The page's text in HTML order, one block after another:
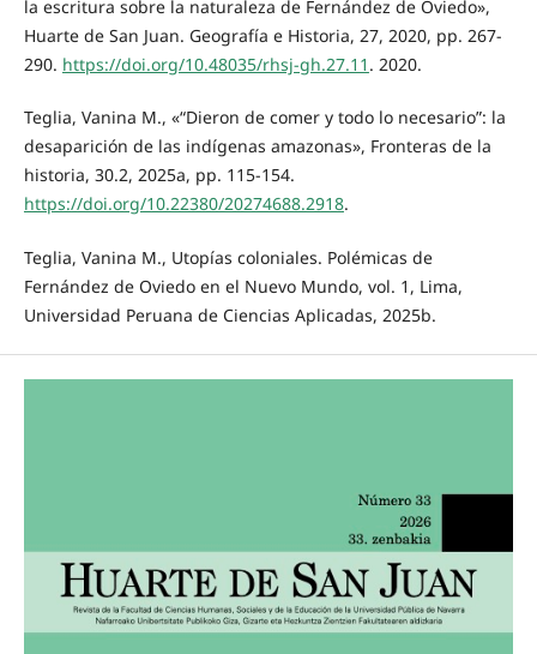
la escritura sobre la naturaleza de Fernández de Oviedo»,
Huarte de San Juan. Geografía e Historia, 27, 2020, pp. 267-
290. https://doi.org/10.48035/rhsj-gh.27.11 . 2020.
Teglia, Vanina M., «“Dieron de comer y todo lo necesario”: la
desaparición de las indígenas amazonas», Fronteras de la
historia, 30.2, 2025a, pp. 115-154.
https://doi.org/10.22380/20274688.2918.
Teglia, Vanina M., Utopías coloniales. Polémicas de
Fernández de Oviedo en el Nuevo Mundo, vol. 1, Lima,
Universidad Peruana de Ciencias Aplicadas, 2025b.